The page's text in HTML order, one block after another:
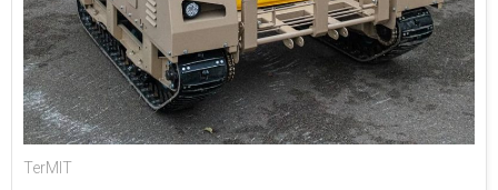
TerMIT